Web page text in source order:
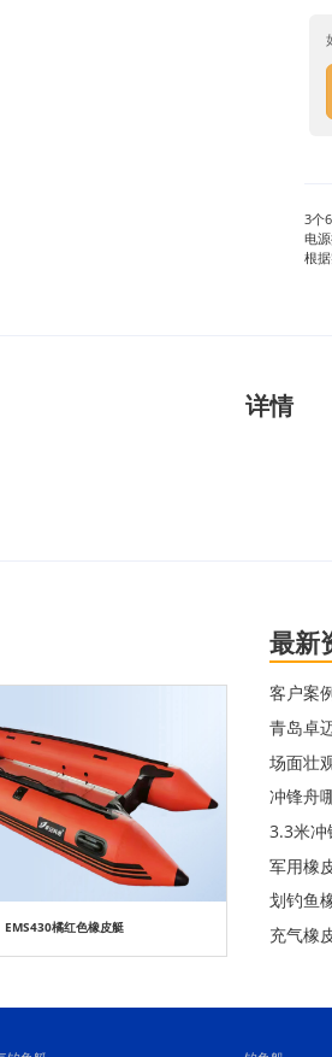
3个
电
根
详情
EMS430橘红色橡皮艇
最新
客户案
青岛卓
场面壮
冲锋舟
3.3米冲
军用橡
划钓鱼
充气橡